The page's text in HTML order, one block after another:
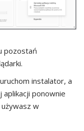
pozostań
instalator, a
ponownie
w